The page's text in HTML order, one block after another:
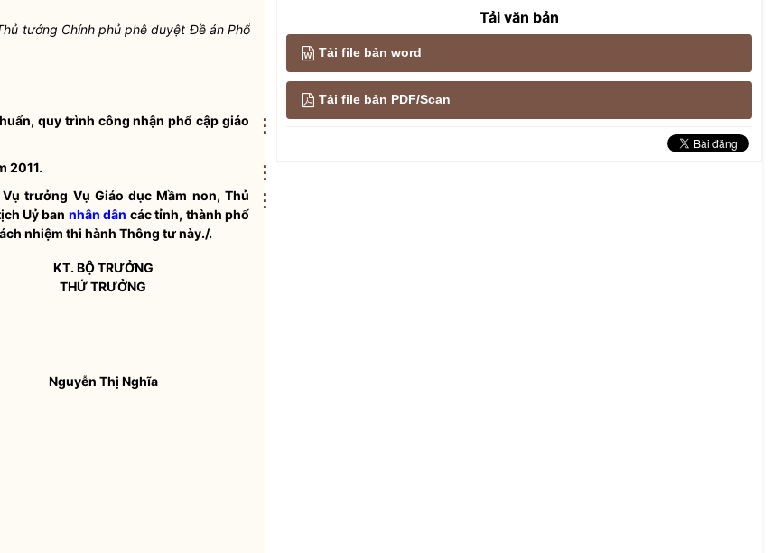
tướng Chính phủ phê duyệt Đề án Phổ
quy trình công nhận phổ cập giáo
2011.
trưởng Vụ Giáo dục Mầm non, Thủ
Uỷ ban nhân dân các tỉnh, thành phố
nhiệm thi hành Thông tư này./.
KT.BỘ TRƯỞNG
THỨ TRƯỞNG
Nguyễn Thị Nghĩa
Tải văn bản
Tải file bản word
Tải file bản PDF/Scan
⋮
⋮
⋮